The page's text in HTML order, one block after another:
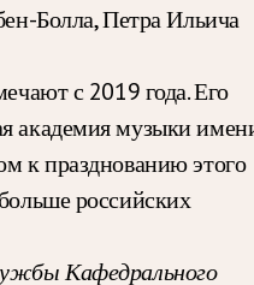
Болла, Петра Ильича
с 2019 года. Его
академия музыки
к празднованию этого
российских
Кафедрального